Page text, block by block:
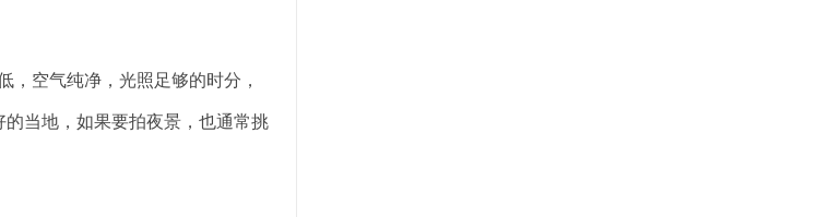
空气纯净，光照足够的时分，
当地，如果要拍夜景，也通常挑